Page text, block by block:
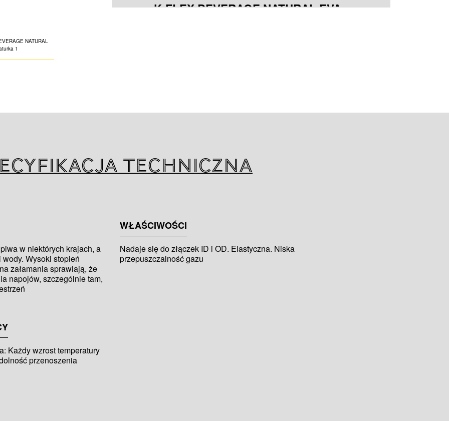
K-FLEX BEVERAGE NATURAL EVA
amerykańskimi przepisami dotyczącymi
techniczna
w niektórych krajach, a
Wysoki stopień
załamania sprawiają, że
napojów, szczególnie tam,
WŁAŚCIWOŚCI
Nadaje się do złączek ID i OD. Elastyczna. Niska
przepuszczalność gazu
Każdy wzrost temperatury
przenoszenia